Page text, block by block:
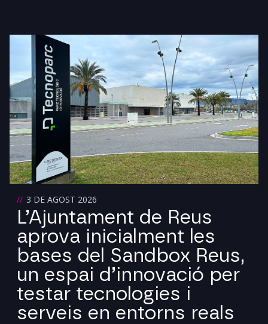
3 DE AGOST 2026
L’Ajuntament de Reus
aprova inicialment les
bases del Sandbox Reus,
un espai d’innovació per
testar tecnologies i
serveis en entorns reals